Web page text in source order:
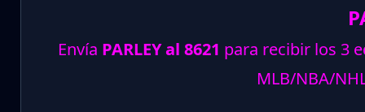
Envía PARLEY al 8621 para recibir los 3
MLB/NBA/